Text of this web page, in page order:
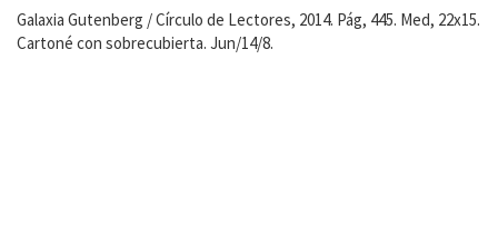
Galaxia Gutenberg / Círculo de Lectores, 2014. Pág, 445. Med, 22x15.
Cartoné con sobrecubierta. Jun/14/8.